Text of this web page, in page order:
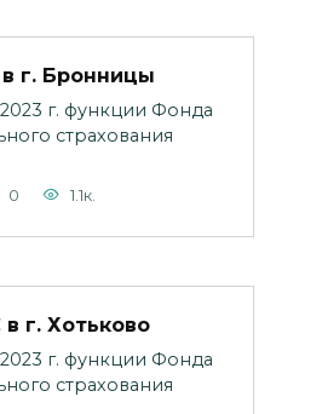
г. Бронницы
г. функции Фонда
страхования
0 1.1к.
г. Хотьково
г. функции Фонда
страхования